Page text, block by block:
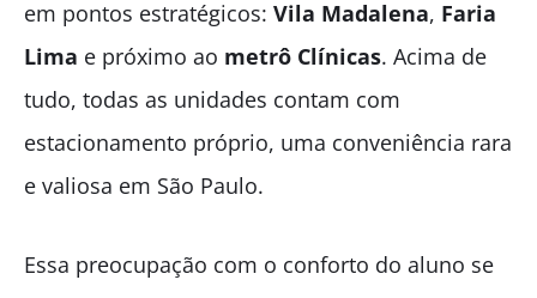
em pontos estratégicos: Vila Madalena, Faria
Lima e próximo ao metrô Clínicas. Acima de
tudo, todas as unidades contam com
estacionamento próprio, uma conveniência rara
e valiosa em São Paulo.
Essa preocupação com o conforto do aluno se